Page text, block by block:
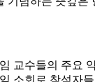
수들의 주요